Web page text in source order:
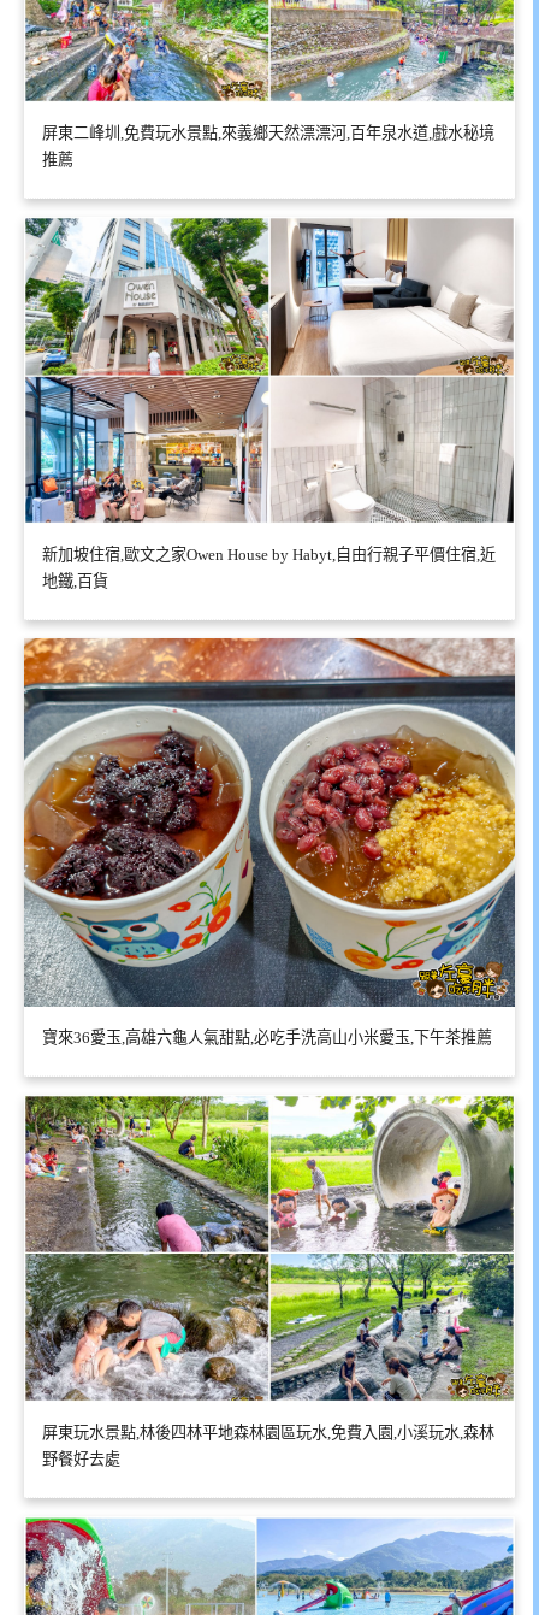
屏東二峰圳,免費玩水景點,來義鄉天然漂漂河,百年泉水道,戲水秘境
推薦
新加坡住宿,歐文之家Owen House by Habyt,自由行親子平價住宿,近
地鐵,百貨
寶來36愛玉,高雄六龜人氣甜點,必吃手洗高山小米愛玉,下午茶推薦
屏東玩水景點,林後四林平地森林園區玩水,免費入園,小溪玩水,森林
野餐好去處